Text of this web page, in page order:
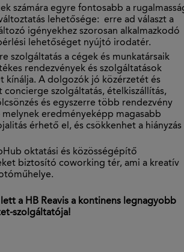
számára egyre fontosabb a
lehetősége: erre ad választ a
igényekhez szorosan alkalmazkodó
lehetőséget nyújtó irodatér.
szolgáltatás a cégek és munkatársaik
rendezvények és szolgáltatások
kínálja. A dolgozók jó közérzetét és
concierge szolgáltatás, ételkiszállítás,
és egyszerre több rendezvény
eredményeképp magasabb
érhető el, és csökkenhet a hiányzás
oktatási és közösségépítő
biztosító coworking tér, ami a kreatív
a HB Reavis a kontinens legnagyobb
szolgáltatója!